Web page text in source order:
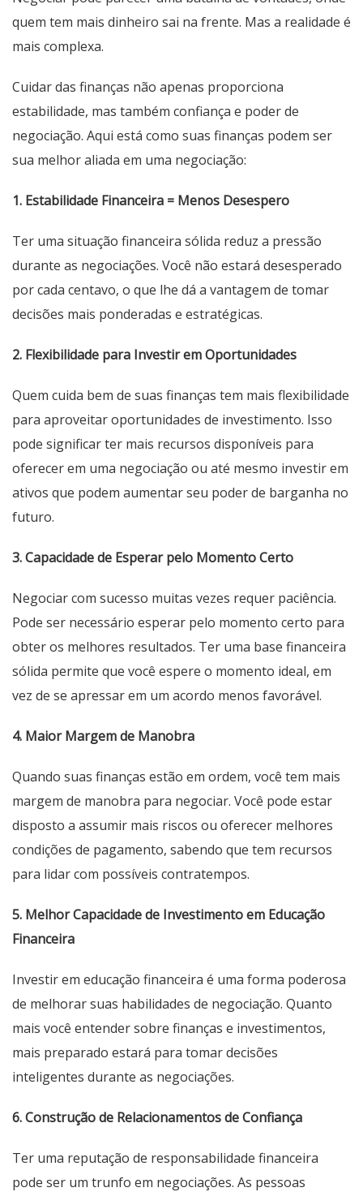
quem tem mais dinheiro sai na frente. Mas a realidade é
mais complexa.
Cuidar das finanças não apenas proporciona
estabilidade, mas também confiança e poder de
negociação. Aqui está como suas finanças podem ser
sua melhor aliada em uma negociação:
1. Estabilidade Financeira = Menos Desespero
Ter uma situação financeira sólida reduz a pressão
durante as negociações. Você não estará desesperado
por cada centavo, o que lhe dá a vantagem de tomar
decisões mais ponderadas e estratégicas.
2. Flexibilidade para Investir em Oportunidades
Quem cuida bem de suas finanças tem mais flexibilidade
para aproveitar oportunidades de investimento. Isso
pode significar ter mais recursos disponíveis para
oferecer em uma negociação ou até mesmo investir em
ativos que podem aumentar seu poder de barganha no
futuro.
3. Capacidade de Esperar pelo Momento Certo
Negociar com sucesso muitas vezes requer paciência.
Pode ser necessário esperar pelo momento certo para
obter os melhores resultados. Ter uma base financeira
sólida permite que você espere o momento ideal, em
vez de se apressar em um acordo menos favorável.
4. Maior Margem de Manobra
Quando suas finanças estão em ordem, você tem mais
margem de manobra para negociar. Você pode estar
disposto a assumir mais riscos ou oferecer melhores
condições de pagamento, sabendo que tem recursos
para lidar com possíveis contratempos.
5. Melhor Capacidade de Investimento em Educação
Financeira
Investir em educação financeira é uma forma poderosa
de melhorar suas habilidades de negociação. Quanto
mais você entender sobre finanças e investimentos,
mais preparado estará para tomar decisões
inteligentes durante as negociações.
6. Construção de Relacionamentos de Confiança
Ter uma reputação de responsabilidade financeira
pode ser um trunfo em negociações. As pessoas